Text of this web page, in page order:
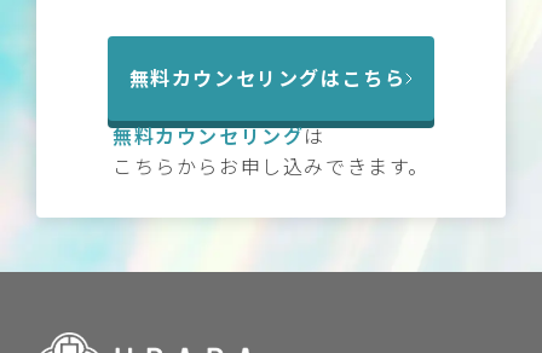
無料カウンセリングはこちら
無料カウンセリングは
こちらからお申し込みできます。